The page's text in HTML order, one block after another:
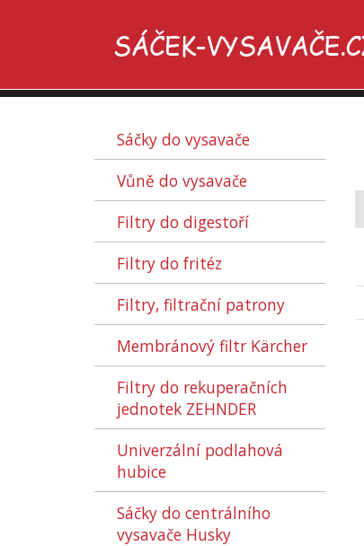
Sáčky do vysavače
Vůně do vysavače
Filtry do digestoří
Filtry do fritéz
Filtry, filtrační patrony
Membránový filtr Kärcher
Filtry do rekuperačních
jednotek ZEHNDER
Univerzální podlahová
hubice
Sáčky do centrálního
vysavače Husky